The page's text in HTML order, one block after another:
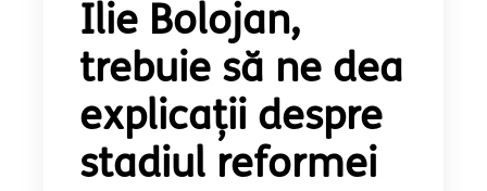
Ilie Bolojan,
trebuie să ne dea
explicații despre
stadiul reformei